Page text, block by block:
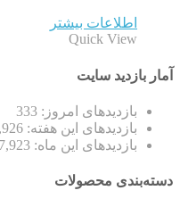
اطلاعات بیشتر
Quick View
آمار بازدید سایت
بازدیدهای امروز: 333
بازدیدهای این هفته:
بازدیدهای این ماه: 7,923
دسته‌بندی محصولات